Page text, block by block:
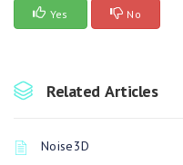
Yes No
Related Articles
Noise3D